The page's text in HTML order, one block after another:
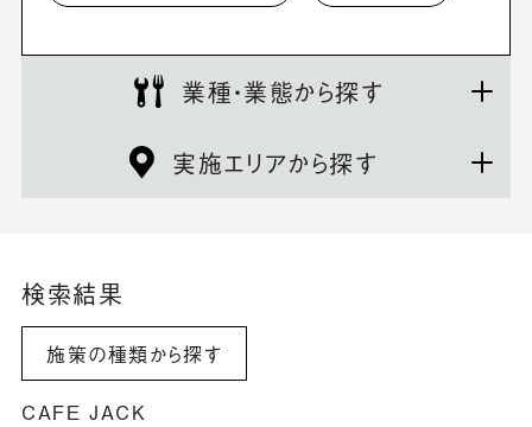
業種・業態から探す
実施エリアから探す
検索結果
施策の種類から探す
CAFE JACK